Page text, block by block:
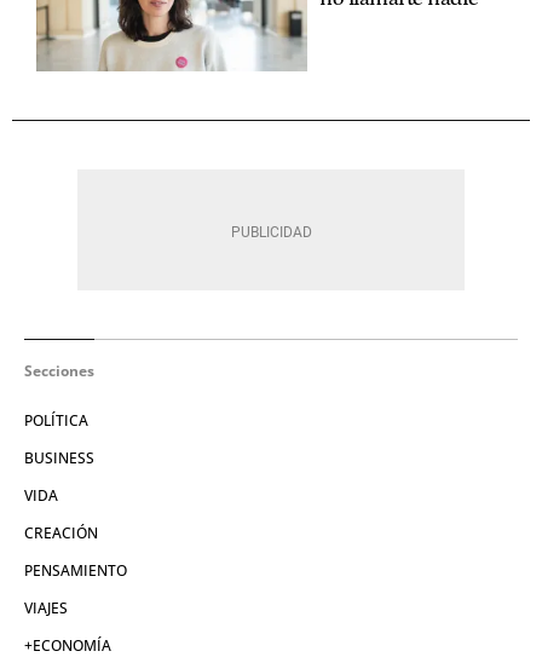
Secciones
POLÍTICA
BUSINESS
VIDA
CREACIÓN
PENSAMIENTO
VIAJES
+ECONOMÍA